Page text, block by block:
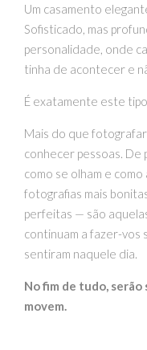
Um casamento
Sofisticado, mas
personalidade, onde
tinha de acontecer e
É exatamente este
Mais do que
conhecer pessoas. De
como se olham e
fotografias mais
perfeitas — são
continuam a fazer-
sentiram naquele dia.
No fim de tudo,
movem.